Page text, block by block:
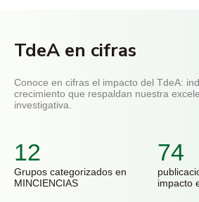
TdeA en cifras
Conoce en cifras el impacto del TdeA:
crecimiento que respaldan nuestra
investigativa.
12
Grupos categorizados en
MINCIENCIAS
74
impacto